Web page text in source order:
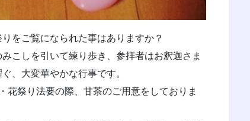
をご覧になられた事はありますか？
こしを引いて練り歩き、参拝者はお釈迦さま
、大変華やかな行事です。
祭り法要の際、甘茶のご用意をしておりま